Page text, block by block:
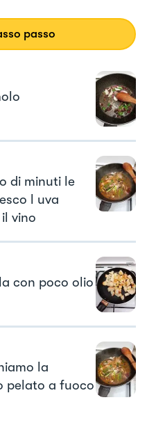
passo
di minuti le
l uva
vino
con poco olio
la
pelato a fuoco